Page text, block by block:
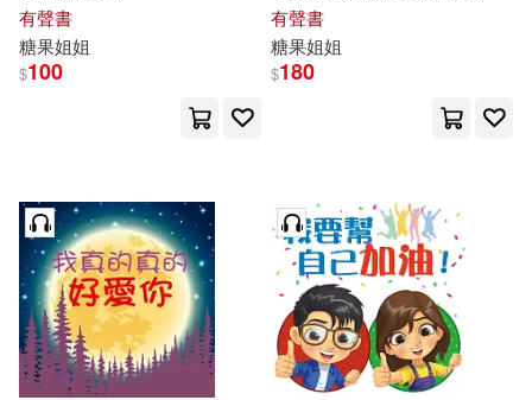
有聲書
糖果姐姐
$100
有聲書
糖果姐姐
$180